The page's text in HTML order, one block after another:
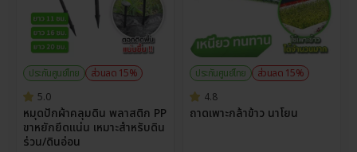
ประกันศูนย์ไทย
ส่วนลด 15%
5.0
หมุดปักผ้าคลุมดิน พลาสติก PP
ขาหยักยึดแน่น เหมาะสำหรับดิน
ร่วน/ดินอ่อน
ประกันศูนย์ไทย
ส่วนลด 15%
4.8
ถาดเพาะกล้าข้าว นาโยน